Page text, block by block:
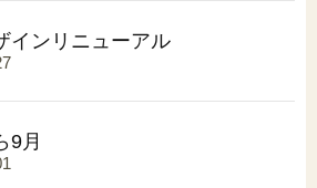
インリニューアル
9月